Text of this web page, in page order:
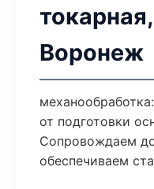
Воронеж
от подготовки
Сопровождаем
обеспечиваем